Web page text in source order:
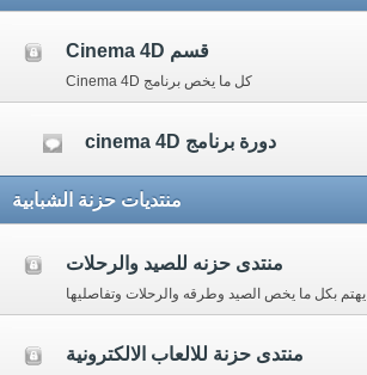
قسم Cinema 4D
كل ما يخص برنامج Cinema 4D
دورة برنامج cinema 4D
منتديات حزنة الشبابية
منتدى حزنه للصيد والرحلات
يهتم بكل ما يخص الصيد وطرقه والرحلات وتفاصليها
منتدى حزنة للالعاب الالكترونية